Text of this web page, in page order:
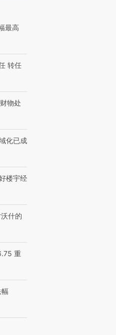
最高
转任
物处
化已成
楼宇经
什的
重
幅